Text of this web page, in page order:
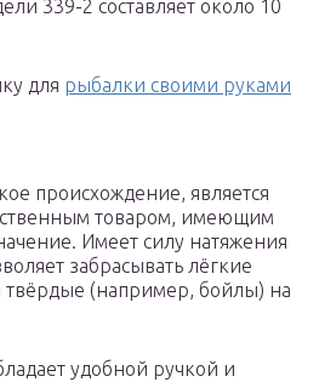
339-2 составляет около 10
для рыбалки своими руками
происхождение, является
товаром, имеющим
Имеет силу натяжения
забрасывать лёгкие
твёрдые (например, бойлы) на
удобной ручкой и